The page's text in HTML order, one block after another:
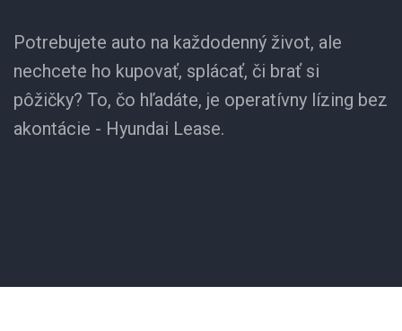
Potrebujete auto na každodenný život, ale
nechcete ho kupovať, splácať, či brať si
pôžičky? To, čo hľadáte, je operatívny lízing bez
akontácie - Hyundai Lease.